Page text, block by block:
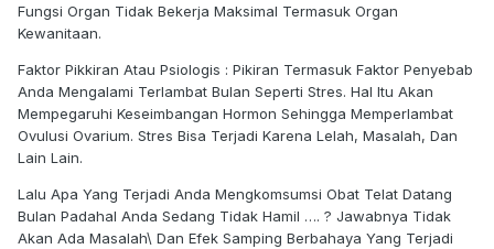
Fungsi Organ Tidak Bekerja Maksimal Termasuk Organ
Kewanitaan.
Faktor Pikkiran Atau Psiologis : Pikiran Termasuk Faktor Penyebab
Anda Mengalami Terlambat Bulan Seperti Stres. Hal Itu Akan
Mempegaruhi Keseimbangan Hormon Sehingga Memperlambat
Ovulusi Ovarium. Stres Bisa Terjadi Karena Lelah, Masalah, Dan
Lain Lain.
Lalu Apa Yang Terjadi Anda Mengkomsumsi Obat Telat Datang
Bulan Padahal Anda Sedang Tidak Hamil …. ? Jawabnya Tidak
Akan Ada Masalah\ Dan Efek Samping Berbahaya Yang Terjadi